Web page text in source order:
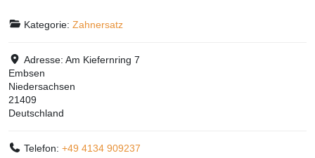
Kategorie:Zahnersatz
Adresse:Am Kiefernring 7
Embsen
Niedersachsen
21409
Deutschland
Telefon:+49 4134 909237